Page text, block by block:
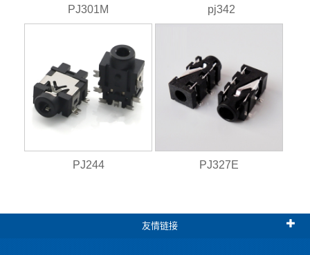
PJ301M pj342
PJ244 PJ327E
友情链接